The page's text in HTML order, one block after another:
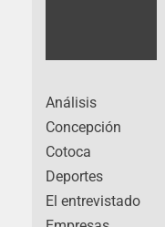
Análisis
Concepción
Cotoca
Deportes
El entrevistado